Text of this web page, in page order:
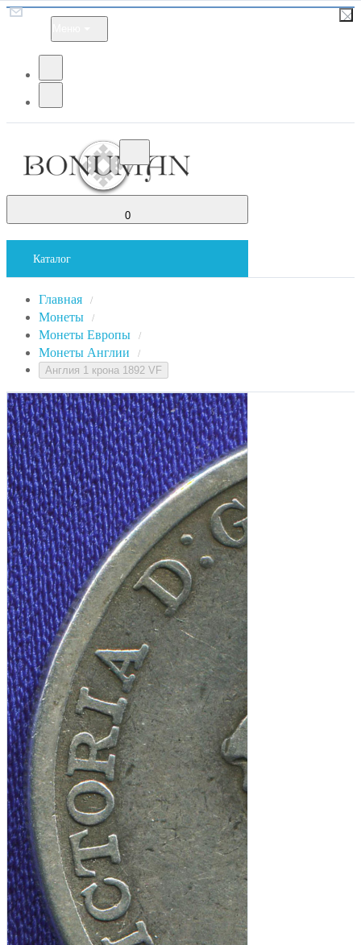
0
Каталог
Главная /
Монеты /
Монеты Европы /
Монеты Англии /
Англия 1 крона 1892 VF